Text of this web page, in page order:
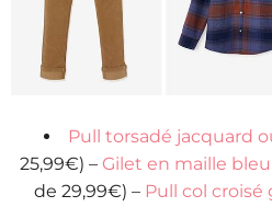
Pull torsadé jacquard
25,99€) – Gilet en maille
de 29,99€) – Pull col croisé